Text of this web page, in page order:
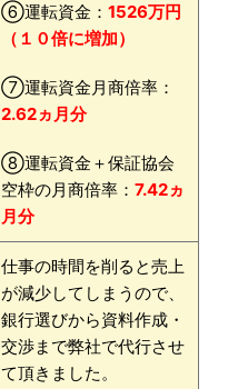
⑥運転資金： 1526万円
（１０倍に増加）
⑦運転資金月商倍率：
2.62ヵ月分
⑧運転資金＋保証協会
空枠の月商倍率： 7.42ヵ
月分
仕事の時間を削ると売上
が減少してしまうので、
銀行選びから資料作成・
交渉まで弊社で代行させ
て頂きました。